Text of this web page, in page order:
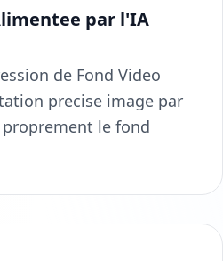
par l'IA
de Fond Video
precise image par
le fond